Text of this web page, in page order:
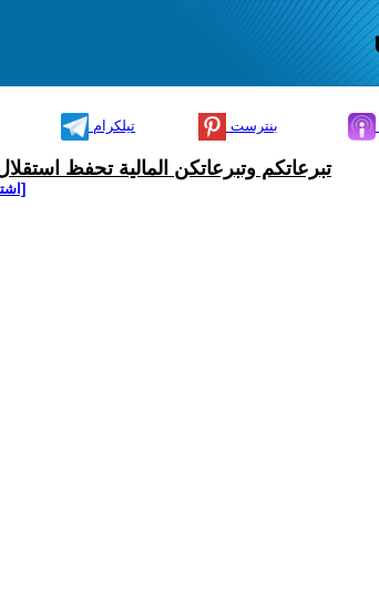
تيلكرام بنترست
تبرعاتكم وتبرعاتكن المالية تحفظ